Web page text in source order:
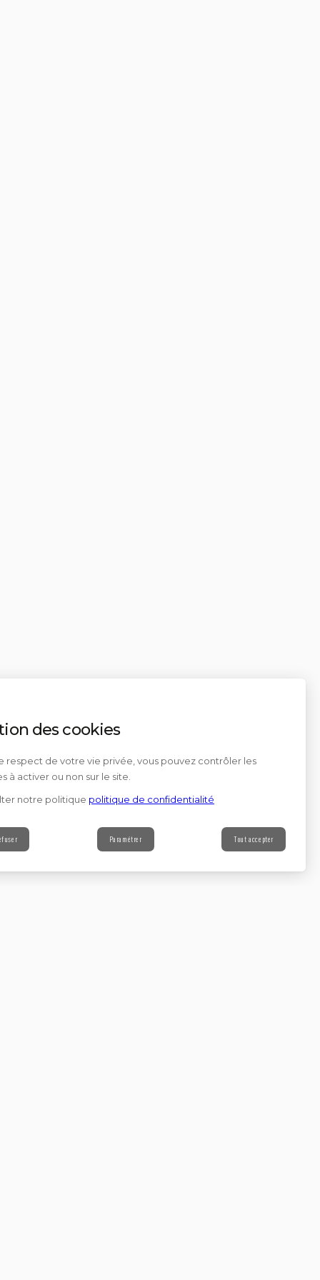
Contact
des cookies
respect de votre vie privée, vous pouvez contrôler les
à activer ou non sur le site.
notre politique politique de confidentialité
Paramétrer Tout accepter